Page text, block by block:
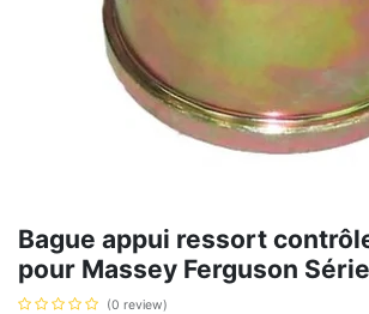
Bague appui ressort
pour Massey Ferguson
(0 review)